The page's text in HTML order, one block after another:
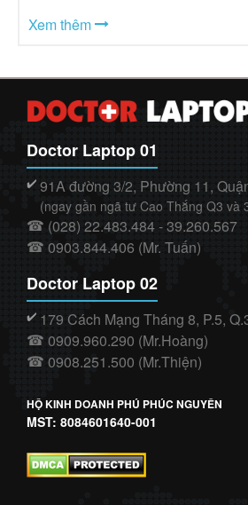
Xem thêm
Doctor Laptop 01
✔️ 91A đường 3/2, Phường 11,
(ngay gần ngã tư Cao Thắng Q3 và
☎ (028) 22.483.484 - 39.260.567
☎ 0903.844.406 (Mr. Tuấn)
Doctor Laptop 02
✔️ 179 Cách Mạng Tháng 8, P.5,
☎ 0909.960.290 (Mr.Hoàng)
☎ 0908.251.500 (Mr.Thiện)
HỘ KINH DOANH PHÚ PHÚC NGUYÊN
MST: 8084601640-001